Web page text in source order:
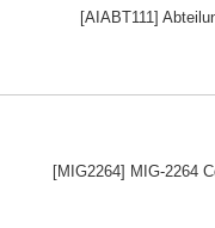
[AIABT111]
[MIG2264] MIG-2264